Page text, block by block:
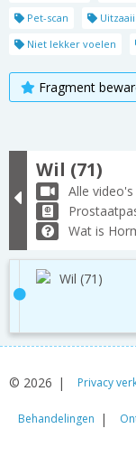
Pet-scan
Niet lekker voelen
Fragment
Wil (71)
Alle video's
Wat is
Wil (71)
© 2026 Privacy
Behandelingen